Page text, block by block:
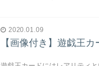
2020.01.09
【画像付き】遊戯王